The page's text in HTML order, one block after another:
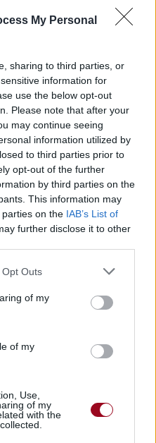
My Personal
sharing to third parties, or
information for
use the below opt-out
Please note that after your
may continue seeing
information utilized by
to third parties prior to
opt-out of the further
by third parties on the
This information may
on the IAB’s List of
further disclose it to other
Outs
of my
of my
Use,
of my
with the
5 7
le 30 décembre
Kahan
Season (We’ll All Be Here